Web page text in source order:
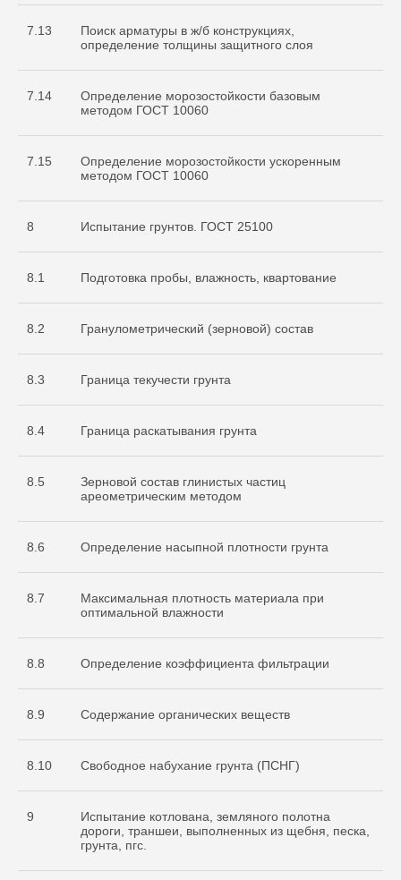
7.13
Поиск арматуры в ж/б конструкциях,
определение толщины защитного слоя
7.14
Определение морозостойкости базовым
методом ГОСТ 10060
7.15
Определение морозостойкости ускоренным
методом ГОСТ 10060
8 Испытание грунтов. ГОСТ 25100
8.1 Подготовка пробы, влажность, квартование
8.2 Гранулометрический (зерновой) состав
8.3 Граница текучести грунта
8.4 Граница раскатывания грунта
8.5
Зерновой состав глинистых частиц
ареометрическим методом
8.6 Определение насыпной плотности грунта
8.7
Максимальная плотность материала при
оптимальной влажности
8.8 Определение коэффициента фильтрации
8.9 Содержание органических веществ
8.10 Свободное набухание грунта (ПСНГ)
9
Испытание котлована, земляного полотна
дороги, траншеи, выполненных из щебня, песка,
грунта, пгс.